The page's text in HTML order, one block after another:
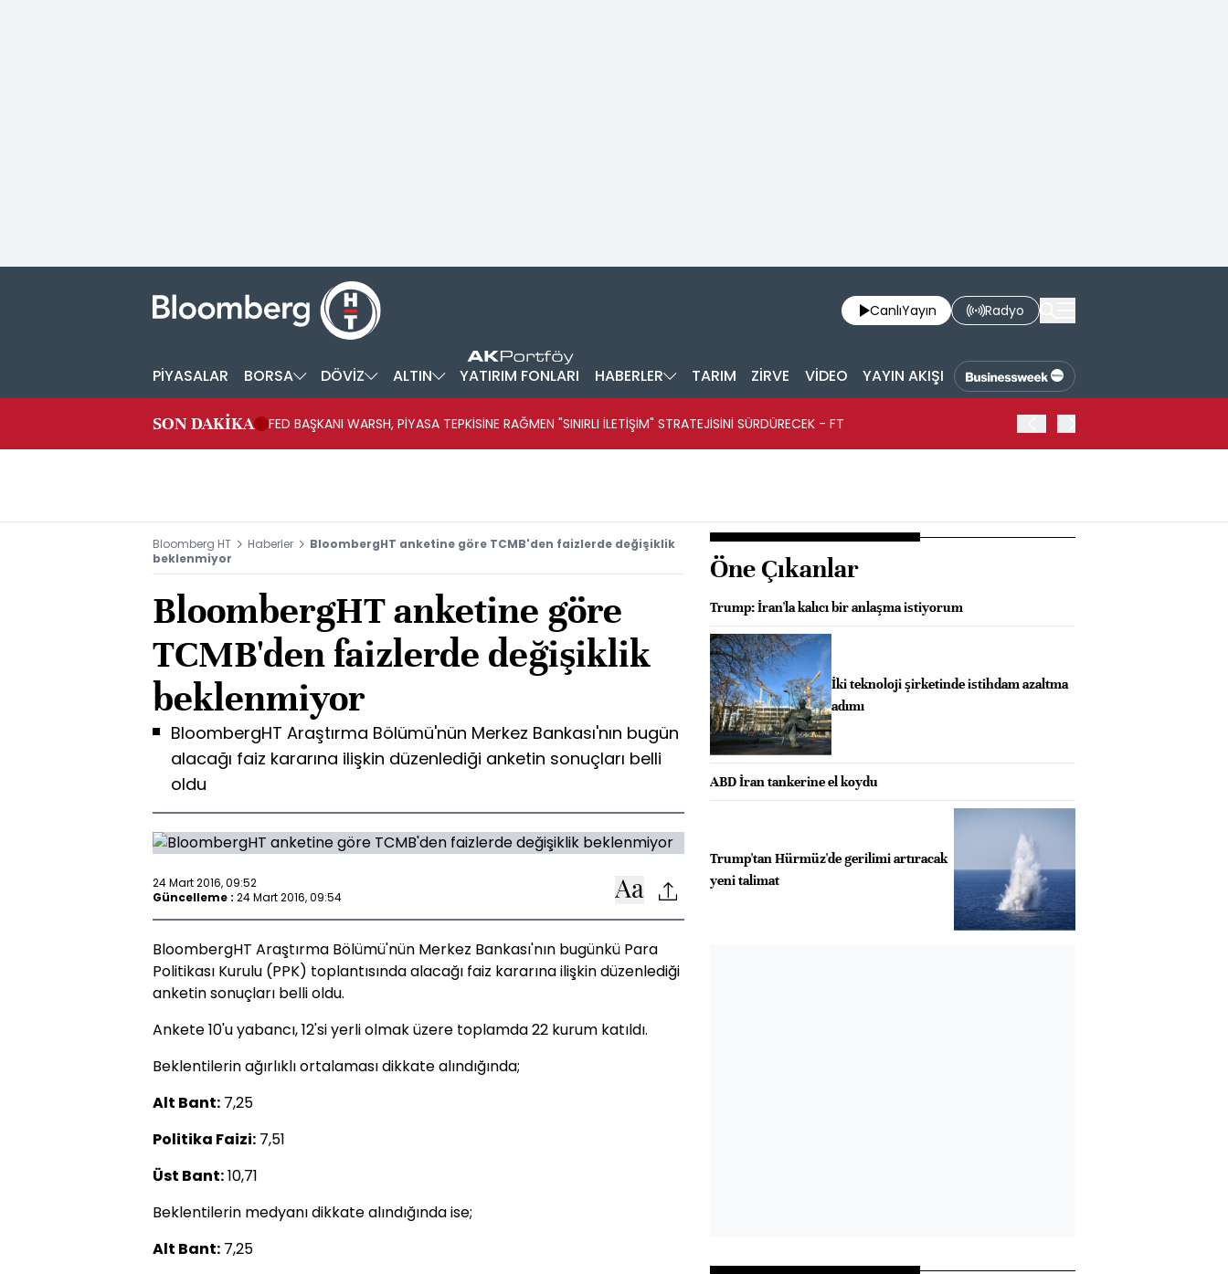
CanlıYayın Radyo
PİYASALAR BORSA DÖVİZ ALTIN YATIRIM FONLARI HABERLER TARIM ZİRVE VİDEO YAYIN AKIŞI
SON DAKİKA FED BAŞKANI WARSH, PİYASA TEPKİSİNE RAĞMEN "SINIRLI İLETİŞİM" STRATEJİSİNİ SÜRDÜRECEK - FT
Bloomberg HT Haberler
BloombergHT anketine göre TCMB'den faizlerde değişiklik
beklenmiyor
BloombergHT anketine göre
TCMB'den faizlerde değişiklik
beklenmiyor
BloombergHT Araştırma Bölümü'nün Merkez Bankası'nın bugün
alacağı faiz kararına ilişkin düzenlediği anketin sonuçları belli
oldu
24 Mart 2016, 09:52
Güncelleme : 24 Mart 2016, 09:54
BloombergHT Araştırma Bölümü'nün Merkez Bankası'nın bugünkü Para
Politikası Kurulu (PPK) toplantısında alacağı faiz kararına ilişkin düzenlediği
anketin sonuçları belli oldu.
Ankete 10'u yabancı, 12'si yerli olmak üzere toplamda 22 kurum katıldı.
Beklentilerin ağırlıklı ortalaması dikkate alındığında;
Alt Bant: 7,25
Politika Faizi: 7,51
Üst Bant:10,71
Beklentilerin medyanı dikkate alındığında ise;
Alt Bant: 7,25
Öne Çıkanlar
Trump: İran'la kalıcı bir anlaşma istiyorum
İki teknoloji şirketinde istihdam azaltma
adımı
ABD İran tankerine el koydu
Trump'tan Hürmüz'de gerilimi artıracak
yeni talimat